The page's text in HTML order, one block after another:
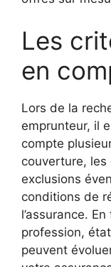
Les
en
Lors de la
emprunteur, il
compte
couverture, les
exclusions
conditions de
l’assurance.
profession,
peuvent